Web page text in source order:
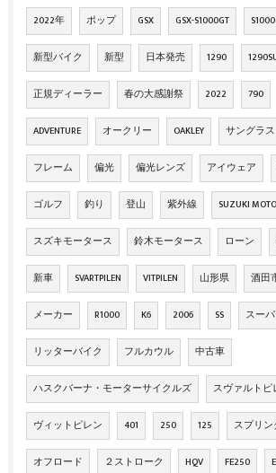
2022年 ポップ GSX GSX-S1000GT
新型バイク 新型 日本発売 1290
正規ディーラー 春の大感謝祭 2022 790
ADVENTURE オークリー OAKLEY サングラス
フレーム 偏光 偏光レンズ アイウェア
ゴルフ 釣り 登山 紫外線 SUZUKI
スズキモータース 鈴木モータース ローン
新車 SVARTPILEN VITPILEN 山形県 酒田
メーカー R1000 K6 2006 SS スー
リッターバイク フルカウル 中古車
ハスクバーナ・モーターサイクルズ スヴァルトピ
ヴィットピレン 401 250 125 スプリ
オフロード ２ストローク HQV FE250